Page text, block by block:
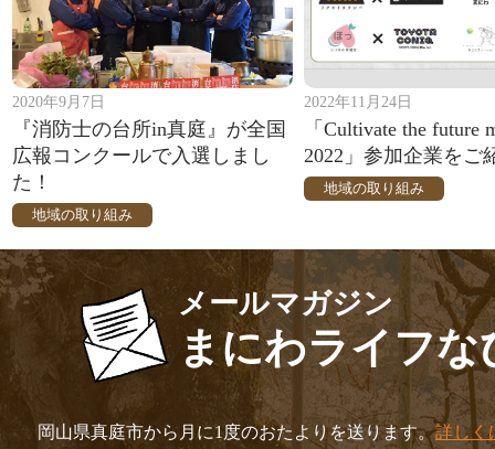
2020年9月7日
『消防士の台所in真庭』が全国
広報コンクールで入選しまし
た！
地域の取り組み
2022年11月24日
「Cultivate the future
2022」参加企業をご
地域の取り組み
メールマガジン
まにわライフな
岡山県真庭市から月に1度のおたよりを送ります。詳しく